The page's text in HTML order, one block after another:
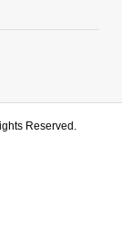
Reserved.